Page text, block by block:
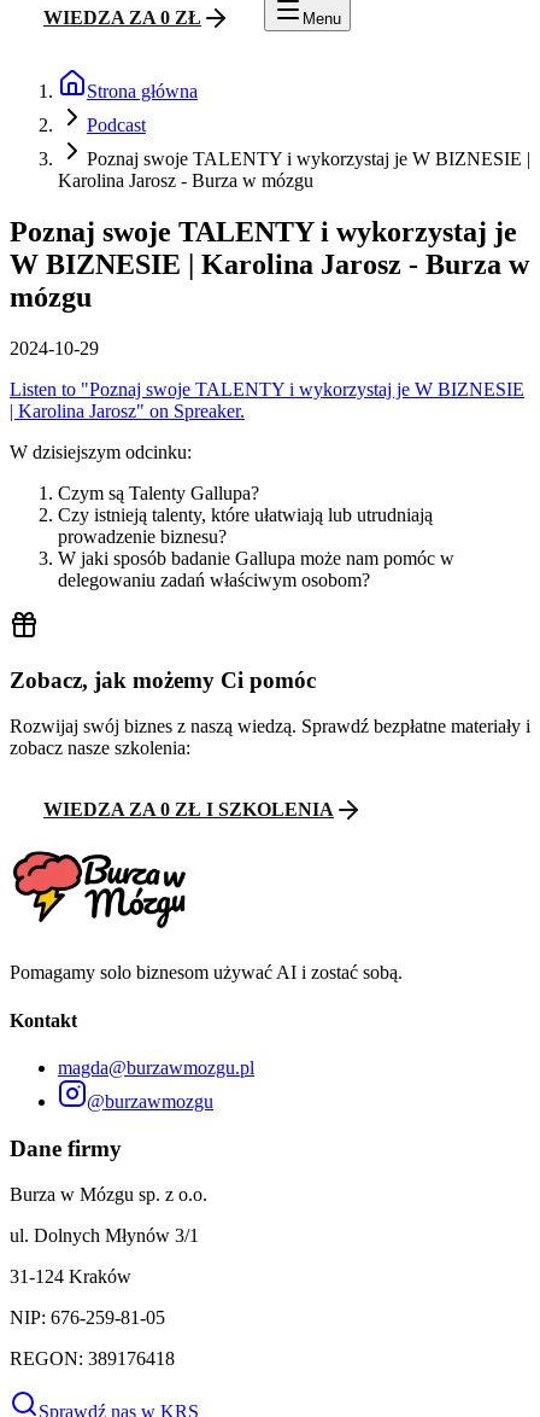
WIEDZA ZA 0 ZŁ Menu
Strona główna
Podcast
Poznaj swoje TALENTY i wykorzystaj je W BIZNESIE |
Karolina Jarosz - Burza w mózgu
Poznaj swoje TALENTY i wykorzystaj je
W BIZNESIE | Karolina Jarosz - Burza w
mózgu
2024-10-29
Listen to "Poznaj swoje TALENTY i wykorzystaj je W BIZNESIE
| Karolina Jarosz" on Spreaker.
W dzisiejszym odcinku:
Czym są Talenty Gallupa?
Czy istnieją talenty, które ułatwiają lub utrudniają
prowadzenie biznesu?
W jaki sposób badanie Gallupa może nam pomóc w
delegowaniu zadań właściwym osobom?
Zobacz, jak możemy Ci pomóc
Rozwijaj swój biznes z naszą wiedzą. Sprawdź bezpłatne materiały i
zobacz nasze szkolenia:
WIEDZA ZA 0 ZŁ I SZKOLENIA
Pomagamy solo biznesom używać AI i zostać sobą.
Kontakt
magda@burzawmozgu.pl
@burzawmozgu
Dane firmy
Burza w Mózgu sp. z o.o.
ul. Dolnych Młynów 3/1
31-124 Kraków
NIP: 676-259-81-05
REGON: 389176418
Sprawdź nas w KRS